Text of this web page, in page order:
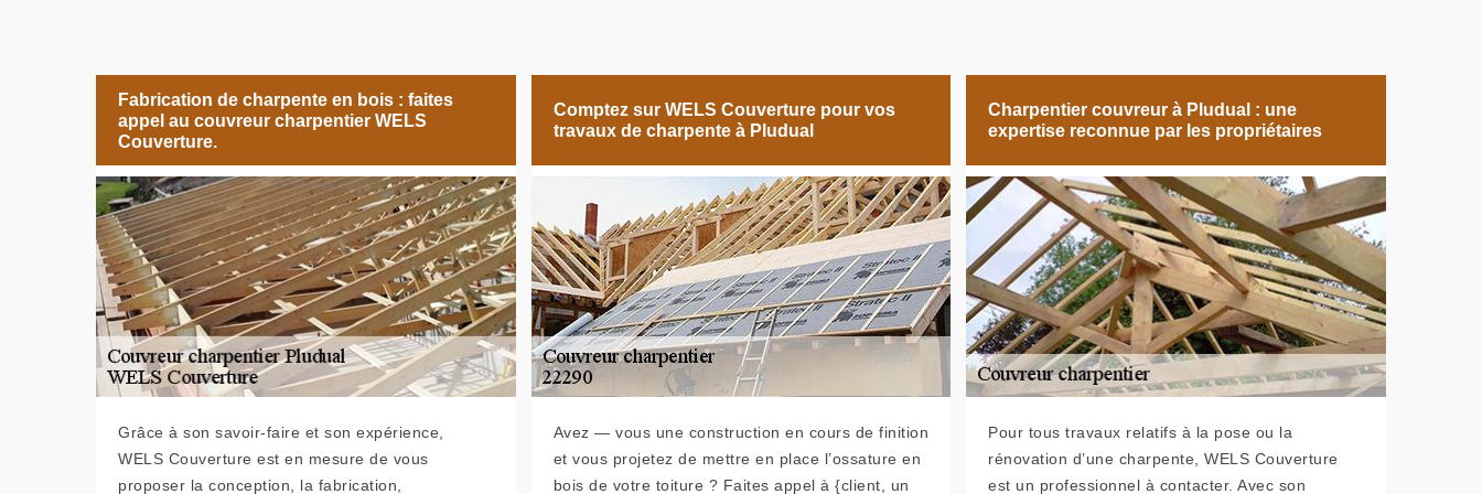
Fabrication de charpente en bois : faites
appel au couvreur charpentier WELS
Couverture.
Grâce à son savoir-faire et son expérience,
WELS Couverture est en mesure de vous
proposer la conception, la fabrication,
Comptez sur WELS Couverture pour vos
travaux de charpente à Pludual
Avez — vous une construction en cours de finition
et vous projetez de mettre en place l’ossature en
bois de votre toiture ? Faites appel à {client, un
Charpentier couvreur à Pludual : une
expertise reconnue par les propriétaires
Pour tous travaux relatifs à la pose ou la
rénovation d’une charpente, WELS Couverture
est un professionnel à contacter. Avec son